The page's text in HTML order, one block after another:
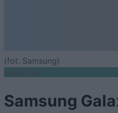
(fot. Samsung)
Samsung